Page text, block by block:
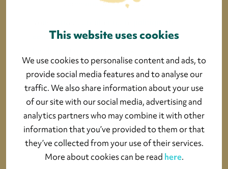
This website uses cookies
We use cookies to personalise content and ads, to
provide social media features and to analyse our
traffic. We also share information about your use
of our site with our social media, advertising and
analytics partners who may combine it with other
information that you’ve provided to them or that
they’ve collected from your use of their services.
More about cookies can be read here.
communications de Lyyti.
confidentialité ici.
traitement de vos données par Lyyti.